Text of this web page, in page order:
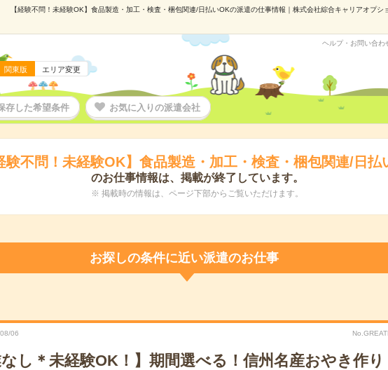
【経験不問！未経験OK】食品製造・加工・検査・梱包関連/日払いOKの派遣の仕事情報｜株式会社綜合キャリアオプ
関東版 エリア変更
ヘルプ・お問い合わ
存した希望条件 お気に入りの派遣会社
験不問！未経験OK】食品製造・加工・検査・梱包関連/日払
のお仕事情報は、掲載が終了しています。
※ 掲載時の情報は、ページ下部からご覧いただけます。
お探しの条件に近い派遣のお仕事
06
なし＊未経験OK！】期間選べる！信州名産おやき作り